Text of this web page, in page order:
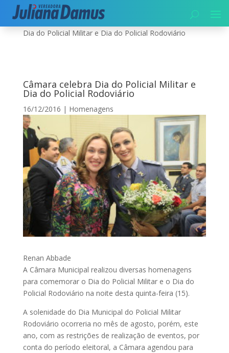
Início|Segurança|Homenagens
Câmara celebra
Dia do Policial Militar e Dia do Policial Rodoviário
Câmara celebra Dia do Policial Militar e
Dia do Policial Rodoviário
16/12/2016 | Homenagens
Renan Abbade
A Câmara Municipal realizou diversas homenagens
para comemorar o Dia do Policial Militar e o Dia do
Policial Rodoviário na noite desta quinta-feira (15).
A solenidade do Dia Municipal do Policial Militar
Rodoviário ocorreria no mês de agosto, porém, este
ano, com as restrições de realização de eventos, por
conta do período eleitoral, a Câmara agendou para